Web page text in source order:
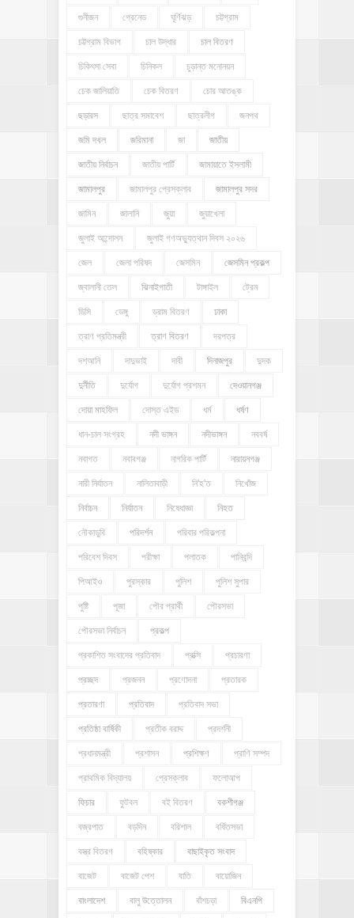
গুনীজন গ্রেনেড ঘূর্ণিঝড় চট্টগ্রাম
চট্টগ্রাম বিভাগ চাল উদ্ধার চাল বিতরণ
চিকিৎসা সেবা চিনিকল চুড়ান্ত মনোনয়ন
চেক জালিয়াতি চেক বিতরণ চোর আতঙ্ক
ছড়ারস ছাত্র সমাবেশ ছাত্রলীগ জনপথ
জমি দখল জরিমানা জা জাতীয়
জাতীয় নির্বাচন জাতীয় পার্টি জামায়াতে ইসলামী
জামালপুর জামালপুর প্রেসক্লাব জামালপুর সদর
জামিন জালানি জুয়া জুয়াখেলা
জুলাই আন্দোলন জুলাই গণঅভ্যুত্থান দিবস ২০২৬
জেল জেলা পরিষদ জেসমিন জেসমিন প্রকল্প
জ্বালানী তেল ঝিনাইগাতী টাঙ্গাইল ট্রেন
ডিসি ডেঙ্গু ড্রাম বিতরণ ঢাকা
ত্রাণ প্রতিমন্ত্রী ত্রাণ বিতরণ দরপত্র
দশআনি দাদুভাই দাবী দিনাজপুর দুদক
দুর্নীতি দুর্যোগ দুর্যোগ প্রশমন দেওয়ানগঞ্জ
দোয়া মাহফিল দোস্ত এইড ধর্ম ধর্ষণ
ধান-চাল সংগ্রহ নদী ভাঙ্গন নদীভাঙ্গন নববর্ষ
নবাগত নবাবগঞ্জ নাগরিক পার্টি নারায়নগঞ্জ
নারী নির্যাতন নালিতাবাড়ী নি'হ'ত নিখোঁজ
নির্বাচন নির্যাতন নিষেধাজ্ঞা নিহত
নৌকাডুবি পরিদর্শন পরিবার পরিকল্পনা
পরিবেশ দিবস পরীক্ষা পলাতক পানিবন্দি
পিআইও পুরস্কার পুলিশ পুলিশ সুপার
পুষ্টি পূজা পৌর প্রার্থী পৌরসভা
পৌরসভা নির্বাচন প্রকল্প
প্রকাশিত সংবাদের প্রতিবাদ প্রক্সি প্রচারণা
প্রচ্ছদ প্রজনন প্রণোদনা প্রতারক
প্রতারণা প্রতিবাদ প্রতিবাদ সভা
প্রতিষ্ঠা বার্ষিকী প্রতীক বরাদ্দ প্রদর্শনী
প্রধানমন্ত্রী প্রশাসন প্রশিক্ষণ প্রাণি সম্পদ
প্রাথমিক বিদ্যালয় প্রেসক্লাব ফলোআপ
ফিচার ফুটবল বই বিতরণ বকশীগঞ্জ
বজ্রপাত বড়দিন বরিশাল বর্ধিতসভা
বস্ত্র বিতরণ বহিষ্কার বাছাইকৃত সংবাদ
বাজেট বাজেট পেশ বাতি বায়োজিন
বাংলাদেশ বালু উত্তোলন বাঁশচড়া বিএনপি